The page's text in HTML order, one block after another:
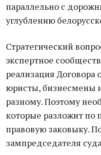
параллельно с
углублению
Стратегический
экспертное
реализация Договора
юристы, бизнесмены
разному. Поэтому
которые разложит по
правовую заковыку.
зампредседателя